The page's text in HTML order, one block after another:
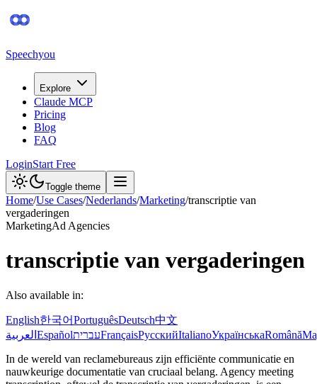
Speechyou
Explore
Claude MCP
Pricing
Blog
FAQ
LoginStart Free
Toggle theme
Home/Use Cases/Nederlands/Marketing/transcriptie van
vergaderingen
MarketingAd Agencies
transcriptie van vergaderingen
Also available in:
English한국어PortuguêsDeutsch中文
العربية EspañolעבריתFrançaisРусскийItalianoУкраїнськаRomână
In de wereld van reclamebureaus zijn efficiënte communicatie en
nauwkeurige documentatie van cruciaal belang. Agency meeting